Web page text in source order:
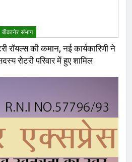
बीकानेर संभाग
रॉयल्स की कमान, नई कार्यकारिणी ने
रोटरी परिवार में हुए शामिल